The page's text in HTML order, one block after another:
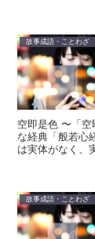
故事成語・ことわざ
空即是色 〜「
な経典「般若心
は実体がなく、
故事成語・ことわざ